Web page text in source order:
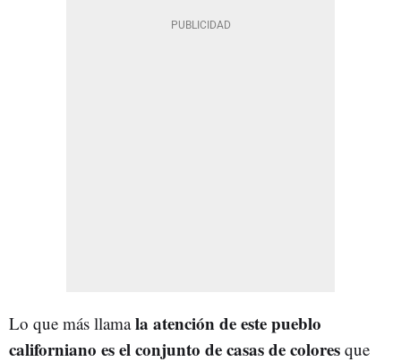
Lo que más llamala atención de este pueblo
californiano es el conjunto de casas de colores que